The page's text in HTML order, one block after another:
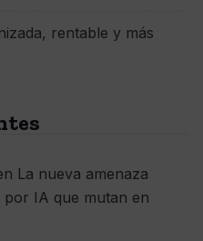
rentable y más
La nueva amenaza
por IA que mutan en